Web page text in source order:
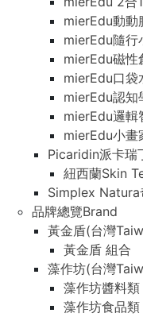
mierEdu動動
mierEdu隨行
mierEdu磁性
mierEdu口袋
mierEdu認知
mierEdu邏輯
mierEdu小畫
Picaridin派卡瑞
紐西蘭Skin
Simplex Natura
品牌總覽Brand
黃金盾(台灣
黃金盾 組合
藻作坊(台灣
藻作坊醬料類
藻作坊食品類